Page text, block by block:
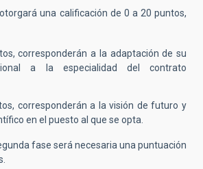
una calificación de 0 a 20 puntos,
corresponderán a la adaptación de su
a la especialidad del contrato
corresponderán a la visión de futuro y
en el puesto al que se opta.
fase será necesaria una puntuación